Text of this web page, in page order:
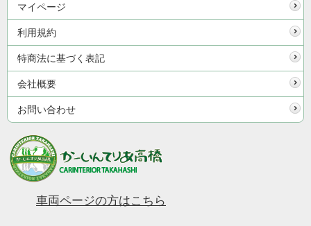
マイページ
利用規約
特商法に基づく表記
会社概要
お問い合わせ
車両ページの方はこちら